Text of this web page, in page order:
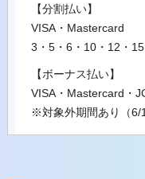
【分割払い】
VISA・Mastercard
3・5・6・10・12・
【ボーナス払い】
VISA・Mastercard・
※対象外期間あり（6/